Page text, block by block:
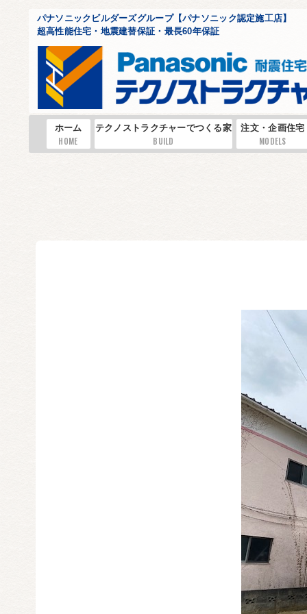
パナソニックビルダーズグループ【パナソニック認定施工店】
超高性能住宅・地震建替保証・最長60年保証
ホーム
HOME
テクノストラクチャーでつくる家
BUILD
注文・企画住宅
MODELS